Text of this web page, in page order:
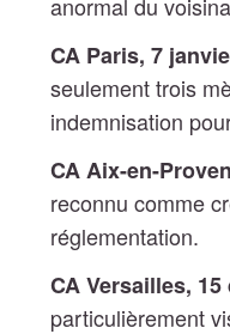
CA Paris, 7
seulement trois
indemnisation
CA Aix-en-
reconnu comme
réglementation.
CA Versailles, 15
particulièrement